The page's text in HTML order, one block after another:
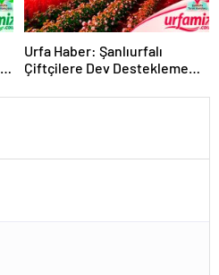
Urfa Haber: Şanlıurfalı
Çiftçilere Dev Destekleme